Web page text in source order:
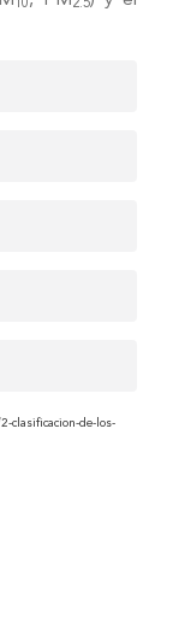
10 2.5
clasificacion-de-los-